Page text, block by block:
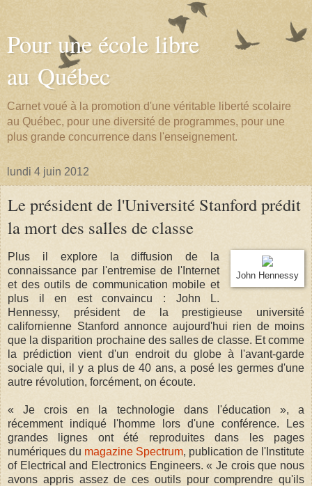
Pour une école libre
au Québec
Carnet voué à la promotion d'une véritable liberté scolaire
au Québec, pour une diversité de programmes, pour une
plus grande concurrence dans l'enseignement.
lundi 4 juin 2012
Le président de l'Université Stanford prédit
la mort des salles de classe
John Hennessy
Plus il explore la diffusion de la
connaissance par l'entremise de l'Internet
et des outils de communication mobile et
plus il en est convaincu : John L.
Hennessy, président de la prestigieuse université
californienne Stanford annonce aujourd'hui rien de moins
que la disparition prochaine des salles de classe. Et comme
la prédiction vient d'un endroit du globe à l'avant-garde
sociale qui, il y a plus de 40 ans, a posé les germes d'une
autre révolution, forcément, on écoute.
« Je crois en la technologie dans l'éducation », a
récemment indiqué l'homme lors d'une conférence. Les
grandes lignes ont été reproduites dans les pages
numériques du magazine Spectrum, publication de l'Institute
of Electrical and Electronics Engineers. « Je crois que nous
avons appris assez de ces outils pour comprendre qu'ils